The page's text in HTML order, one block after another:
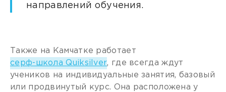
направлений обучения.
Также на Камчатке работает
серф-школа Quiksilver, где всегда ждут
учеников на индивидуальные занятия, базовый
или продвинутый курс. Она расположена у